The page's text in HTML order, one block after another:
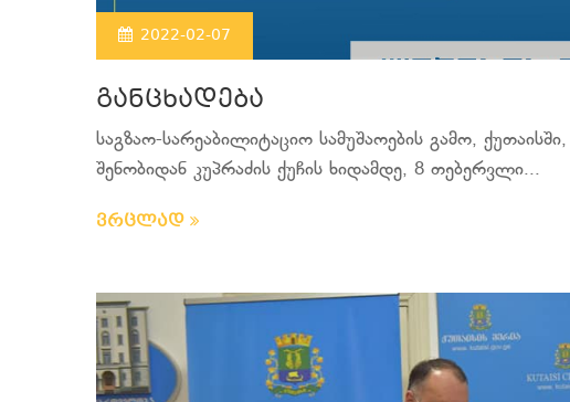
2022-02-07
განცხადება
საგზაო-სარეაბილიტაციო სამუშაოების გამო,
შენობიდან კუპრაძის ქუჩის ხიდამდე, 8 თებერვლი...
ვრცლად